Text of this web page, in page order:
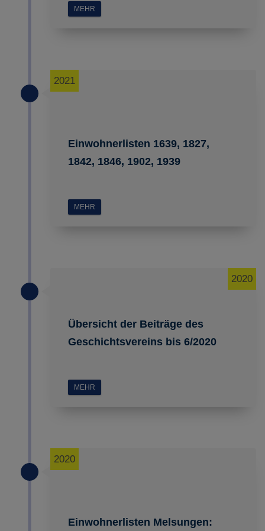
MEHR
Einwohnerlisten 1639, 1827,
1842, 1846, 1902, 1939
2021
MEHR
Übersicht der Beiträge des
Geschichtsvereins bis 6/2020
2020
MEHR
Einwohnerlisten Melsungen:
2020